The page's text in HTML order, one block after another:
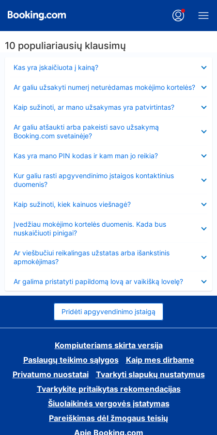
10 populiariausių klausimų
Kas yra įskaičiuota į kainą?
Ar galiu užsakyti numerį neturėdamas mokėjimo kortelės?
Kaip sužinoti, ar mano užsakymas yra patvirtintas?
Ar galiu atšaukti arba pakeisti savo užsakymą
Booking.com svetainėje?
Kas yra mano PIN kodas ir kam man jo reikia?
Kur galiu rasti apgyvendinimo įstaigos kontaktinius
duomenis?
Kaip sužinoti, kiek kainuos viešnagė?
Įvedžiau mokėjimo kortelės duomenis. Kada bus
nuskaičiuoti pinigai?
Ar viešbučiui reikalingas užstatas arba išankstinis
apmokėjimas?
Ar galima pristatyti papildomą lovą ar vaikišką lovelę?
Pridėti apgyvendinimo įstaigą
Kompiuteriams skirta versija
Paslaugų teikimo sąlygos
Kaip mes dirbame
Privatumo nuostatai
Tvarkyti slapukų nustatymus
Tvarkykite pritaikytas rekomendacijas
Šiuolaikinės vergovės įstatymas
Pareiškimas dėl žmogaus teisių
Apie Booking.com